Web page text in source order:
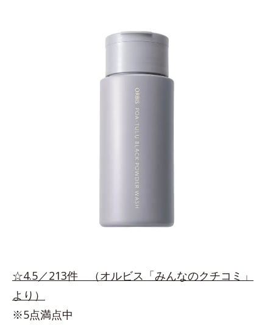
☆4.5／213件 （オルビス「みんなのクチコミ」
より）
※5点満点中